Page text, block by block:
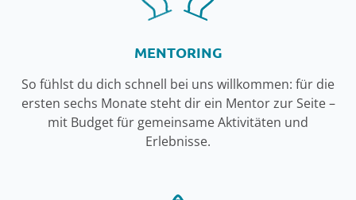
MENTORING
So fühlst du dich schnell bei uns willkommen: für die
ersten sechs Monate steht dir ein Mentor zur Seite –
mit Budget für gemeinsame Aktivitäten und
Erlebnisse.